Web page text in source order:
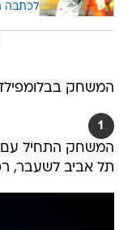
לכתבה
המשחק
1
המשחק התחיל עם
תל אביב לשעבר,